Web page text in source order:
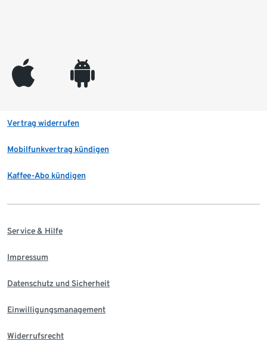
appleinc android
Vertrag widerrufen
Mobilfunkvertrag kündigen
Kaffee-Abo kündigen
Service & Hilfe
Impressum
Datenschutz und Sicherheit
Einwilligungsmanagement
Widerrufsrecht